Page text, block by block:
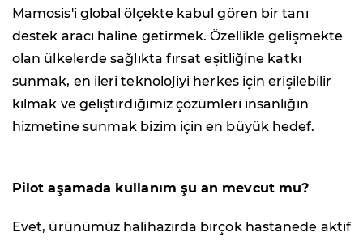
Mamosis'i global ölçekte kabul gören bir tanı
destek aracı haline getirmek. Özellikle gelişmekte
olan ülkelerde sağlıkta fırsat eşitliğine katkı
sunmak, en ileri teknolojiyi herkes için erişilebilir
kılmak ve geliştirdiğimiz çözümleri insanlığın
hizmetine sunmak bizim için en büyük hedef.
Pilot aşamada kullanım şu an mevcut mu?
Evet, ürünümüz halihazırda birçok hastanede aktif